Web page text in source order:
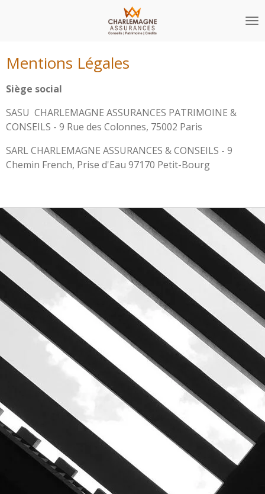
Mentions Légales
Siège social
SASU CHARLEMAGNE ASSURANCES PATRIMOINE &
CONSEILS - 9 Rue des Colonnes, 75002 Paris
SARL CHARLEMAGNE ASSURANCES & CONSEILS - 9
Chemin French, Prise d'Eau 97170 Petit-Bourg